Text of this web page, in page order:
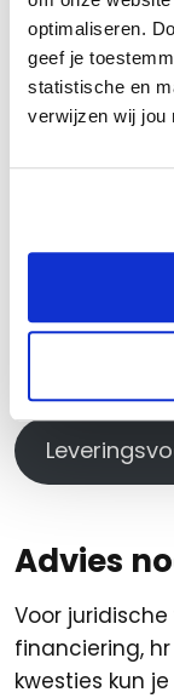
optimaliseren.
geef je
statistische en
verwijzen wij jou
Wil je direct
deze vragen
er contact
Laurence
Algemene
Advies
Voor
financiering,
kwesties kun